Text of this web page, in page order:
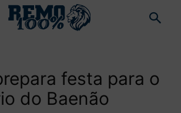
festa para o
do Baenão